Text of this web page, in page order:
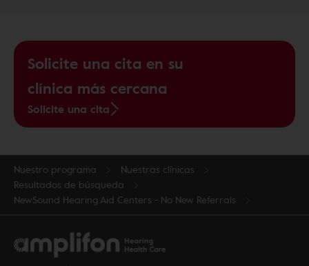
Solicite una cita en su
clínica más cercana
Solicite una cita
Nuestro programa
Nuestras clínicas
Resultados de búsqueda
NewSound Hearing Aid Centers - No New Referrals